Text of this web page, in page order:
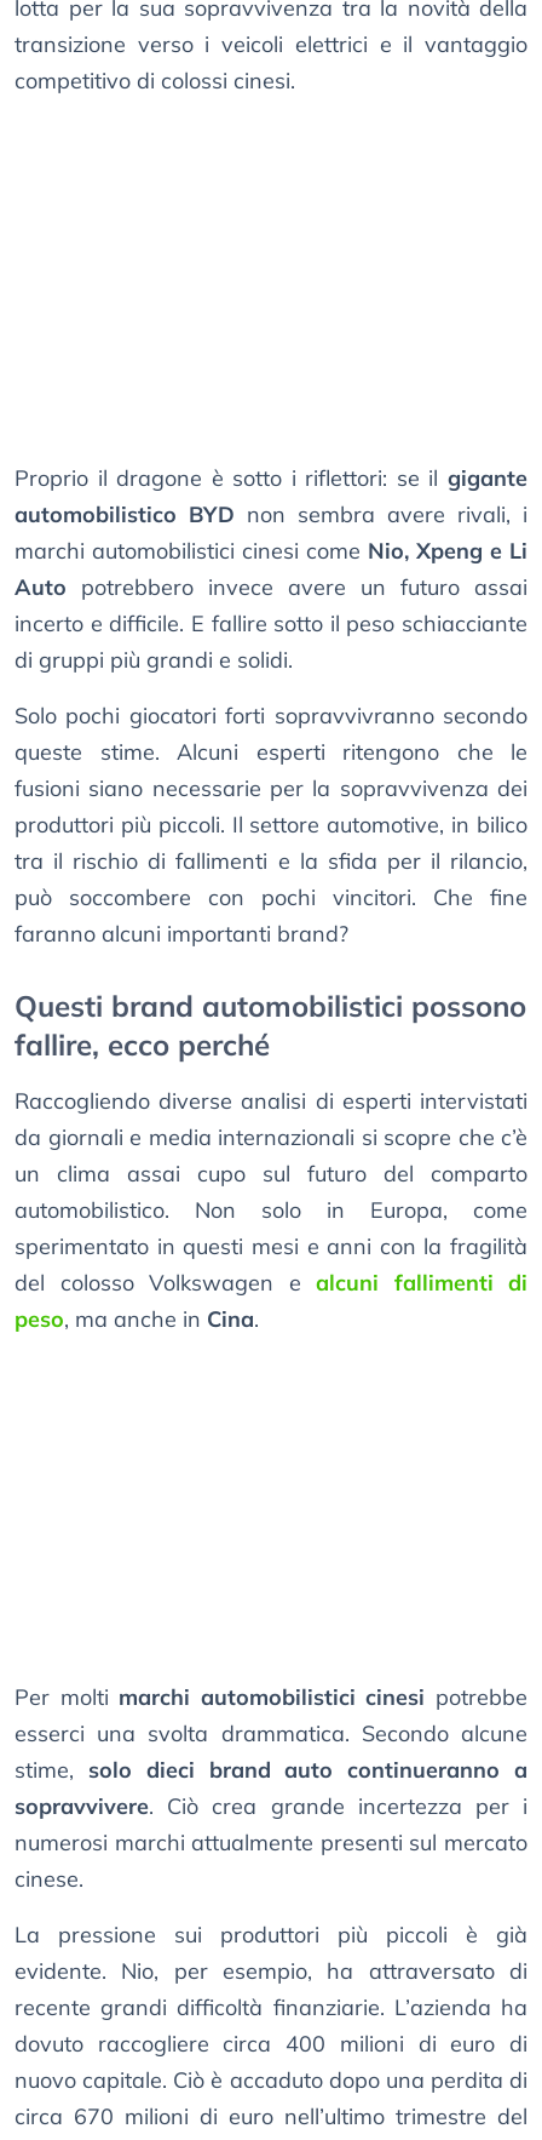
lotta per la sua sopravvivenza tra la novità della
transizione verso i veicoli elettrici e il vantaggio
competitivo di colossi cinesi.
Proprio il dragone è sotto i riflettori: se il gigante
automobilistico BYD non sembra avere rivali, i
marchi automobilistici cinesi come Nio, Xpeng e Li
Auto potrebbero invece avere un futuro assai
incerto e difficile. E fallire sotto il peso schiacciante
di gruppi più grandi e solidi.
Solo pochi giocatori forti sopravvivranno secondo
queste stime. Alcuni esperti ritengono che le
fusioni siano necessarie per la sopravvivenza dei
produttori più piccoli. Il settore automotive, in bilico
tra il rischio di fallimenti e la sfida per il rilancio,
può soccombere con pochi vincitori. Che fine
faranno alcuni importanti brand?
Questi brand automobilistici possono
fallire, ecco perché
Raccogliendo diverse analisi di esperti intervistati
da giornali e media internazionali si scopre che c’è
un clima assai cupo sul futuro del comparto
automobilistico. Non solo in Europa, come
sperimentato in questi mesi e anni con la fragilità
del colosso Volkswagen e alcuni fallimenti di
peso, ma anche in Cina.
Per molti marchi automobilistici cinesi potrebbe
esserci una svolta drammatica. Secondo alcune
stime, solo dieci brand auto continueranno a
sopravvivere. Ciò crea grande incertezza per i
numerosi marchi attualmente presenti sul mercato
cinese.
La pressione sui produttori più piccoli è già
evidente. Nio, per esempio, ha attraversato di
recente grandi difficoltà finanziarie. L’azienda ha
dovuto raccogliere circa 400 milioni di euro di
nuovo capitale. Ciò è accaduto dopo una perdita di
circa 670 milioni di euro nell’ultimo trimestre del